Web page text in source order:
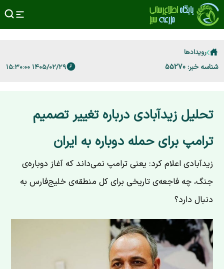
رویدادها
شناسه خبر: 55270 ۱۴۰۵/۰۲/۲۹ ۱۵:۳۰:۰۰
تحلیل زیدآبادی درباره تغییر تصمیم
ترامپ برای حمله دوباره به ایران
زیدآبادی اعلام کرد: یعنی ترامپ نمی‌داند که آغاز دوباره‌ی
جنگ، چه فاجعه‌ی تاریخی برای کل منطقه‌ی خلیج‌فارس به
دنبال دارد؟